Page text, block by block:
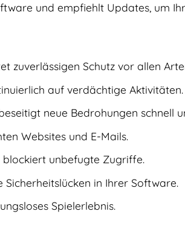
und empfiehlt Updates, um
zuverlässigen Schutz vor allen
auf verdächtige Aktivitäten.
neue Bedrohungen schnell
Websites und E-Mails.
unbefugte Zugriffe.
Sicherheitslücken in Ihrer Software.
Spielerlebnis.